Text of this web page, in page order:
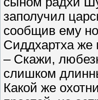
заполучил
сообщив ему
Сиддхартха же
– Скажи,
слишком
Какой же